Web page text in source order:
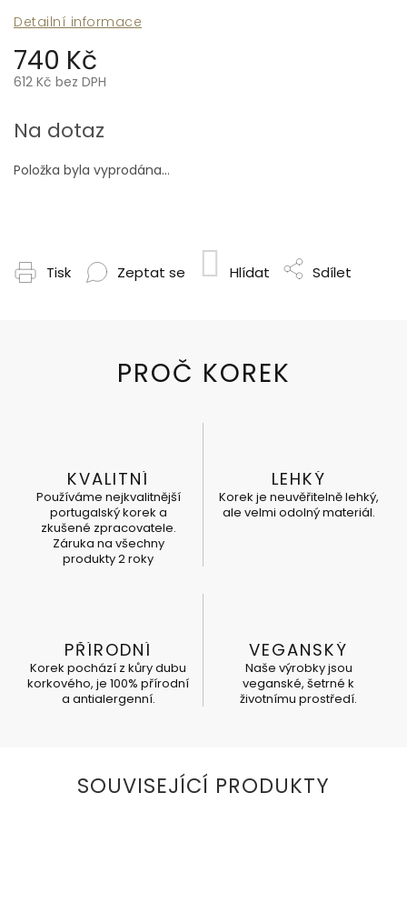
740 Kč
612 Kč bez DPH
cena:
Na dotaz
Položka byla vyprodána…
Detailní informace
Tisk Zeptat se Hlídat Sdílet
KVALITNÍ
Používáme nejkvalitnější
portugalský korek a
zkušené zpracovatele.
Záruka na všechny
produkty 2 roky
LEHKÝ
Korek je neuvěřitelně lehký,
ale velmi odolný materiál.
PŘÍRODNÍ
Korek pochází z kůry dubu
korkového, je 100% přírodní
a antialergenní.
VEGANSKÝ
Naše výrobky jsou
veganské, šetrné k
životnímu prostředí.
SOUVISEJÍCÍ PRODUKTY